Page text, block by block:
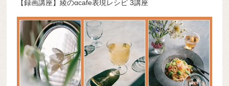
e
b
o
o
k
n
a
a
d
s
t
e
sk
y
ss
e
n
g
er
【録画講座】綾のαcafe表現レシピ 3講座